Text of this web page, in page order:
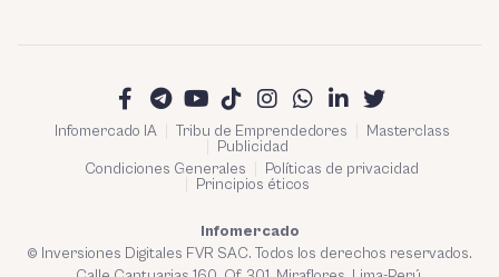
Infomercado IA Tribu de Emprendedores
Masterclass
Publicidad
Condiciones Generales
Políticas de privacidad
Principios éticos
Infomercado
© Inversiones Digitales FVR SAC. Todos los derechos reservados.